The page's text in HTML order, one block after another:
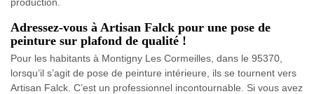
Adressez-vous à Artisan Falck pour une pose de
peinture sur plafond de qualité !
Pour les habitants à Montigny Les Cormeilles, dans le 95370,
lorsqu’il s’agit de pose de peinture intérieure, ils se tournent vers
Artisan Falck. C’est un professionnel incontournable. Si vous avez